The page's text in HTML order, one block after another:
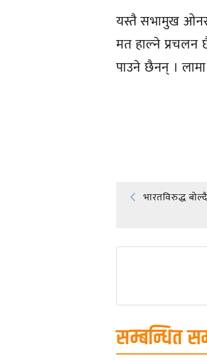
यस्तै सभामुख
मत हाल्ने प्रचलन
पाउने छैनन् ।
Post
भारतविरुद्ध
सम्बन्धित